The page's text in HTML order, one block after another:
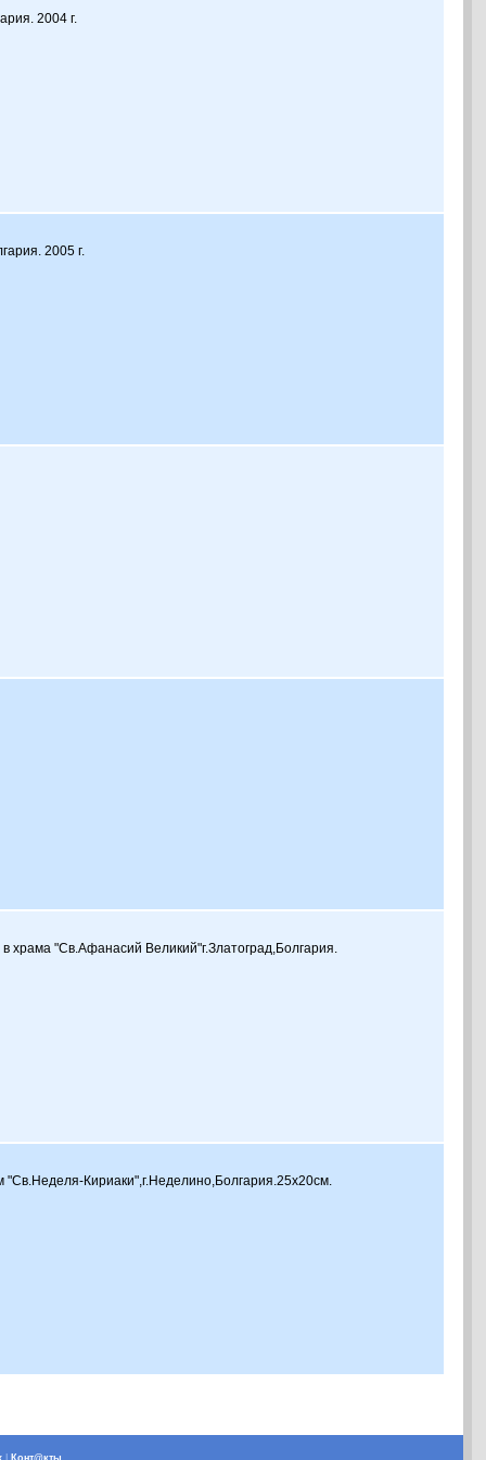
2004 г.
2005 г.
храма "Св.Афанасий Великий"г.Златоград,Болгария.
"Св.Неделя-Кириаки",г.Неделино,Болгария.25х20см.